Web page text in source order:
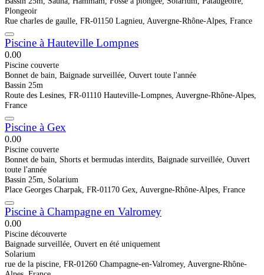
Plongeoir
Rue charles de gaulle, FR-01150 Lagnieu, Auvergne-Rhône-Alpes, France
Piscine à Hauteville Lompnes
0.00
Piscine couverte
Bonnet de bain, Baignade surveillée, Ouvert toute l'année
Bassin 25m
Route des Lesines, FR-01110 Hauteville-Lompnes, Auvergne-Rhône-Alpes,
France
Piscine à Gex
0.00
Piscine couverte
Bonnet de bain, Shorts et bermudas interdits, Baignade surveillée, Ouvert
toute l'année
Bassin 25m, Solarium
Place Georges Charpak, FR-01170 Gex, Auvergne-Rhône-Alpes, France
Piscine à Champagne en Valromey
0.00
Piscine découverte
Baignade surveillée, Ouvert en été uniquement
Solarium
rue de la piscine, FR-01260 Champagne-en-Valromey, Auvergne-Rhône-